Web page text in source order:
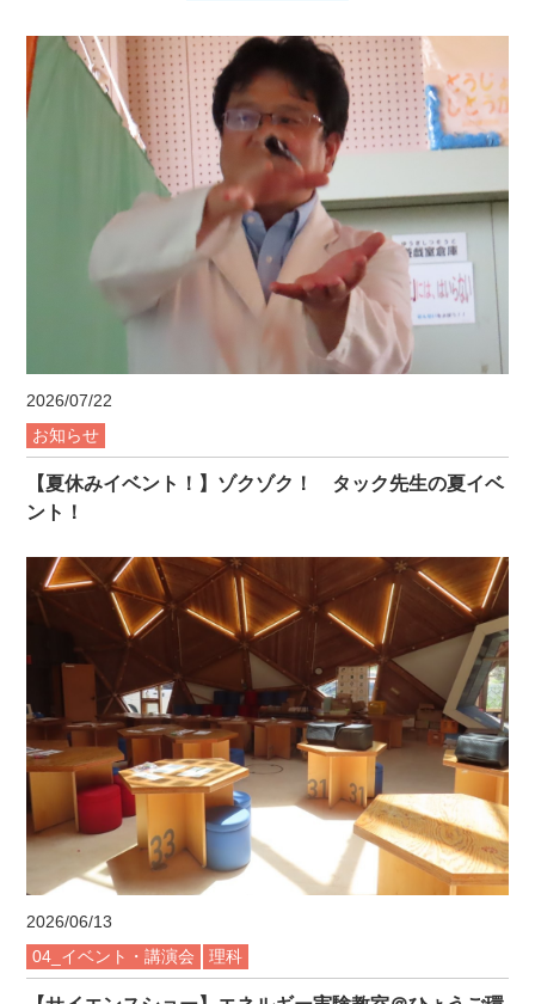
2026/07/22
お知らせ
【夏休みイベント！】ゾクゾク！ タック先生の夏イベ
ント！
2026/06/13
04_イベント・講演会
理科